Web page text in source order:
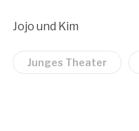
Jojo und Kim
Junges Theater